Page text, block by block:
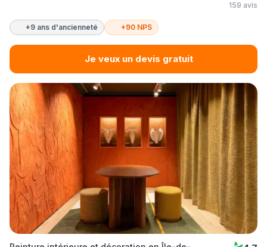
159 avis
+9 ans d'ancienneté +90 NPS
Je veux un devis gratuit